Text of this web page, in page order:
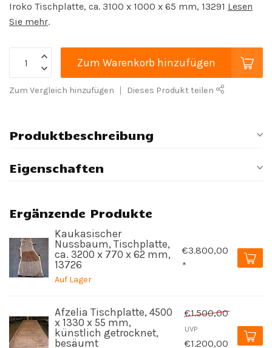
Iroko Tischplatte, ca. 3100 x 1000 x 65 mm, 13291 Lesen
Sie mehr.
Zum Warenkorb hinzufügen
Zum Vergleich hinzufügen Dieses Produkt teilen
Produktbeschreibung
Eigenschaften
Ergänzende Produkte
Kaukasischer
Nussbaum, Tischplatte,
ca. 3200 x 770 x 62 mm,
13726
Auf Lager
€3.800,00
*
Afzelia Tischplatte, 4500
x 1330 x 55 mm,
künstlich getrocknet,
besäumt
€1.500,00
UVP
€1.200,00